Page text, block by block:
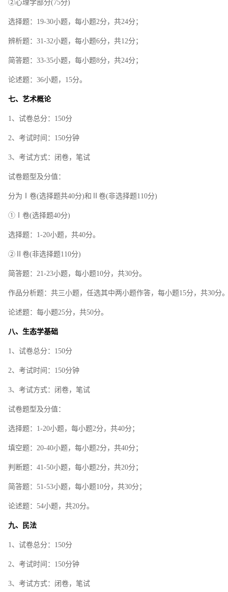
②心理学部分(75分)
选择题：19-30小题，每小题2分，共24分；
辨析题：31-32小题，每小题6分，共12分；
简答题：33-35小题，每小题8分，共24分；
论述题：36小题，15分。
七、艺术概论
1、试卷总分：150分
2、考试时间：150分钟
3、考试方式：闭卷，笔试
试卷题型及分值：
分为Ⅰ卷(选择题共40分)和Ⅱ卷(非选择题110分)
①Ⅰ卷(选择题40分)
选择题：1-20小题，共40分。
②Ⅱ卷(非选择题110分)
简答题：21-23小题，每小题10分，共30分。
作品分析题：共三小题，任选其中两小题作答，每小题15分，共30分
论述题：每小题25分，共50分。
八、生态学基础
1、试卷总分：150分
2、考试时间：150分钟
3、考试方式：闭卷，笔试
试卷题型及分值：
选择题：1-20小题，每小题2分，共40分；
填空题：20-40小题，每小题2分，共40分；
判断题：41-50小题，每小题2分，共20分；
简答题：51-53小题，每小题10分，共30分；
论述题：54小题，共20分。
九、民法
1、试卷总分：150分
2、考试时间：150分钟
3、考试方式：闭卷，笔试